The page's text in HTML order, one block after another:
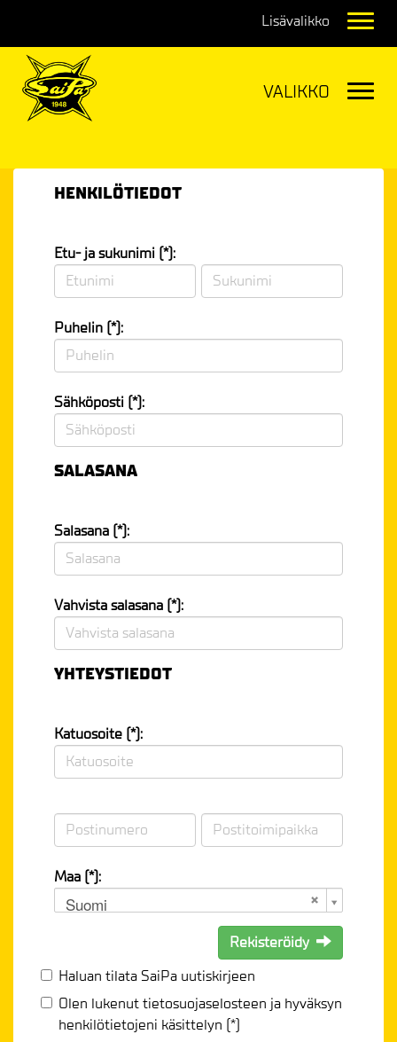
HENKILÖTIEDOT
Etu- ja sukunimi (*):
Puhelin (*):
Sähköposti (*):
SALASANA
Salasana (*):
Vahvista salasana (*):
YHTEYSTIEDOT
Katuosoite (*):
Maa (*):
Suomi
Rekisteröidy
Haluan tilata SaiPa uutiskirjeen
Olen lukenuttietosuojaselosteen ja hyväksyn
henkilötietojeni käsittelyn (*)